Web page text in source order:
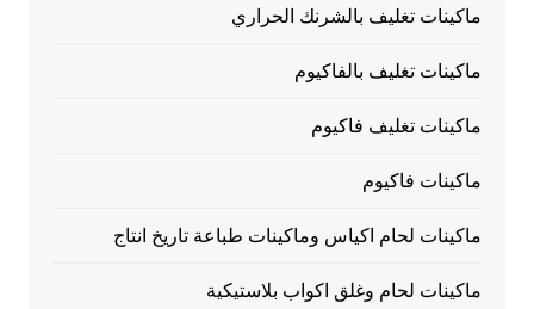
ماكينات تغليف بالشرنك الحراري
ماكينات تغليف بالفاكيوم
ماكينات تغليف فاكيوم
ماكينات فاكيوم
ماكينات لحام اكياس وماكينات طباعة تاريخ انتاج
ماكينات لحام وغلق اكواب بلاستيكية